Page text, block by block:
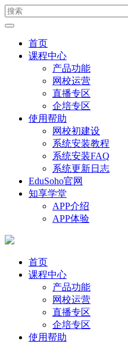
首页
课程中心
产品功能
网校运营
直播专区
企培专区
使用帮助
网校初建设
系统安装教程
系统安装FAQ
系统更新日志
EduSoho官网
知享学堂
APP介绍
APP体验
首页
课程中心
产品功能
网校运营
直播专区
企培专区
使用帮助